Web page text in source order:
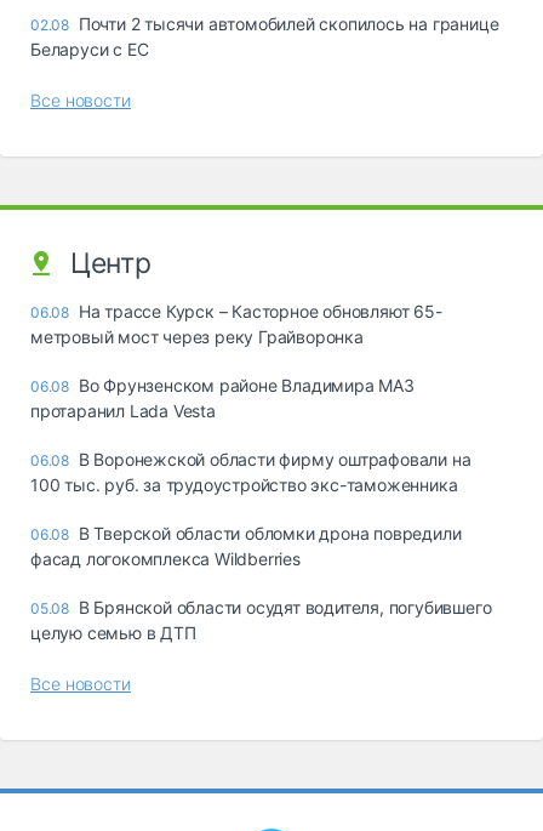
02.08 Почти 2 тысячи автомобилей скопилось на границе
Беларуси с ЕС
Все новости
Центр
06.08 На трассе Курск – Касторное обновляют 65-
метровый мост через реку Грайворонка
06.08 Во Фрунзенском районе Владимира МАЗ
протаранил Lada Vesta
06.08 В Воронежской области фирму оштрафовали на
100 тыс. руб. за трудоустройство экс-таможенника
06.08 В Тверской области обломки дрона повредили
фасад логокомплекса Wildberries
05.08 В Брянской области осудят водителя, погубившего
целую семью в ДТП
Все новости